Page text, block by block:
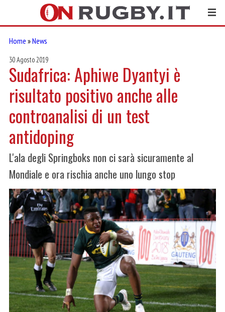
Home »News
30 Agosto 2019
Sudafrica: Aphiwe Dyantyi è
risultato positivo anche alle
controanalisi di un test
antidoping
L'ala degli Springboks non ci sarà sicuramente al
Mondiale e ora rischia anche uno lungo stop